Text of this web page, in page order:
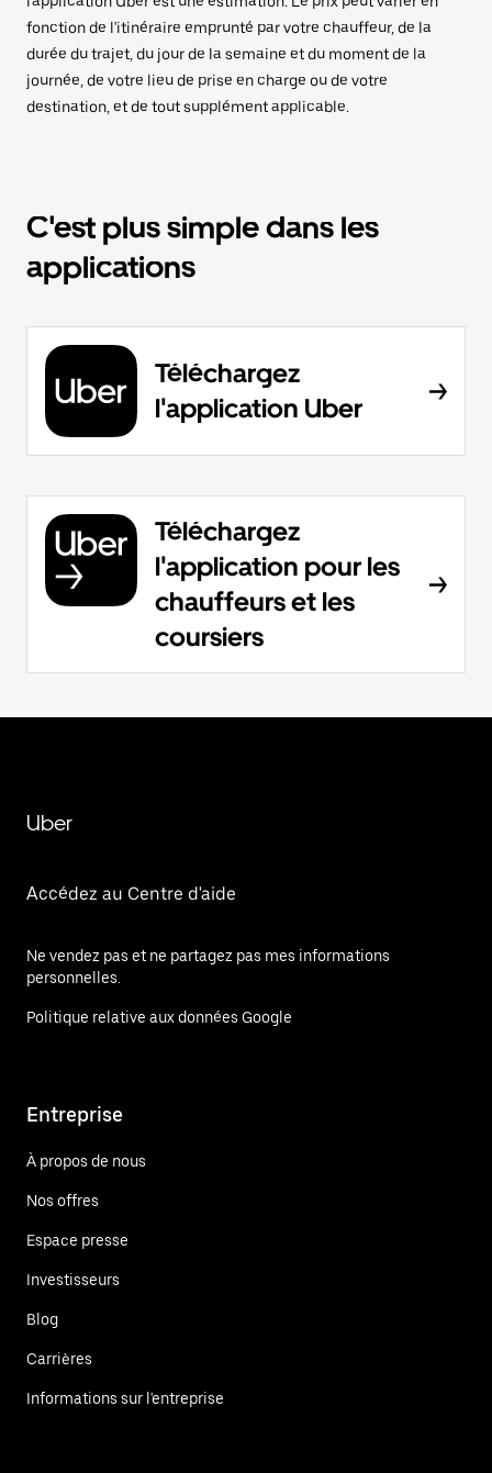
fonction de l'itinéraire emprunté par votre chauffeur, de la
durée du trajet, du jour de la semaine et du moment de la
journée, de votre lieu de prise en charge ou de votre
destination, et de tout supplément applicable.
C'est plus simple dans les
applications
Téléchargez
l'application Uber
Téléchargez
l'application pour les
chauffeurs et les
coursiers
Uber
Accédez au Centre d'aide
Ne vendez pas et ne partagez pas mes informations
personnelles.
Politique relative aux données Google
Entreprise
À propos de nous
Nos offres
Espace presse
Investisseurs
Blog
Carrières
Informations sur l'entreprise